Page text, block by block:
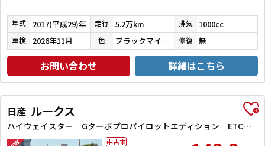
年式 2017(平成29)年 走行 5.2万km 排気 1000cc
車検 2026年11月 色 ブラックマイカメタリック 修復 無
お問い合わせ 詳細はこちら
日産 ルークス
ハイウェイスター Gターボプロパイロットエディション ETC 全周囲カメラ 両側電動スライドドア ナビ TV クリアランスソナー オートクルーズコントロール オートライト スマートキー アイドリングストップ 電動格納ミラー CVT Bluetooth
中古車